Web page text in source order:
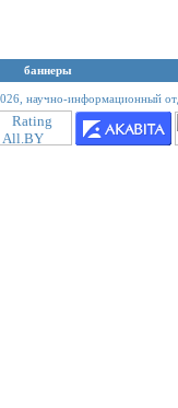
баннеры
научно-информационный